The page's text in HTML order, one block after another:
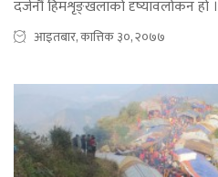
दर्जनौं हिमशृङ्खलाको दृष्यावलोकन हो ।
आइतबार, कात्तिक ३०, २०७७